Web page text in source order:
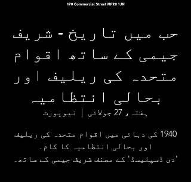
حب میں تاریخ - شریف
جیمی کے ساتھ اقوام
متحدہ کی ریلیف اور
بحالی انتظامیہ
ہفتہ، 27 جولائی
  |
نیوپورٹ
1940 کی دہائی میں اقوام متحدہ کی ریلیف
'دی ڈسپلیسڈ' کے مصنف شریف جیمی کے ساتھ۔